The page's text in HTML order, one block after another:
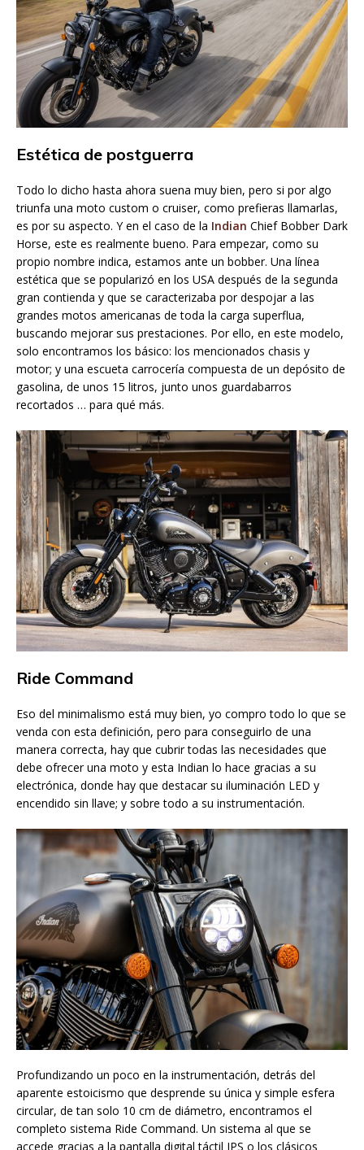
Estética de postguerra
Todo lo dicho hasta ahora suena muy bien, pero si por algo
triunfa una moto custom o cruiser, como prefieras llamarlas,
es por su aspecto. Y en el caso de la Indian Chief Bobber Dark
Horse, este es realmente bueno. Para empezar, como su
propio nombre indica, estamos ante un bobber. Una línea
estética que se popularizó en los USA después de la segunda
gran contienda y que se caracterizaba por despojar a las
grandes motos americanas de toda la carga superflua,
buscando mejorar sus prestaciones. Por ello, en este modelo,
solo encontramos los básico: los mencionados chasis y
motor; y una escueta carrocería compuesta de un depósito de
gasolina, de unos 15 litros, junto unos guardabarros
recortados … para qué más.
Ride Command
Eso del minimalismo está muy bien, yo compro todo lo que se
venda con esta definición, pero para conseguirlo de una
manera correcta, hay que cubrir todas las necesidades que
debe ofrecer una moto y esta Indian lo hace gracias a su
electrónica, donde hay que destacar su iluminación LED y
encendido sin llave; y sobre todo a su instrumentación.
Profundizando un poco en la instrumentación, detrás del
aparente estoicismo que desprende su única y simple esfera
circular, de tan solo 10 cm de diámetro, encontramos el
completo sistema Ride Command. Un sistema al que se
accede gracias a la pantalla digital táctil IPS o los clásicos